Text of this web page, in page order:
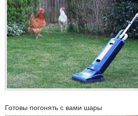
Готовы погонять с вами шары